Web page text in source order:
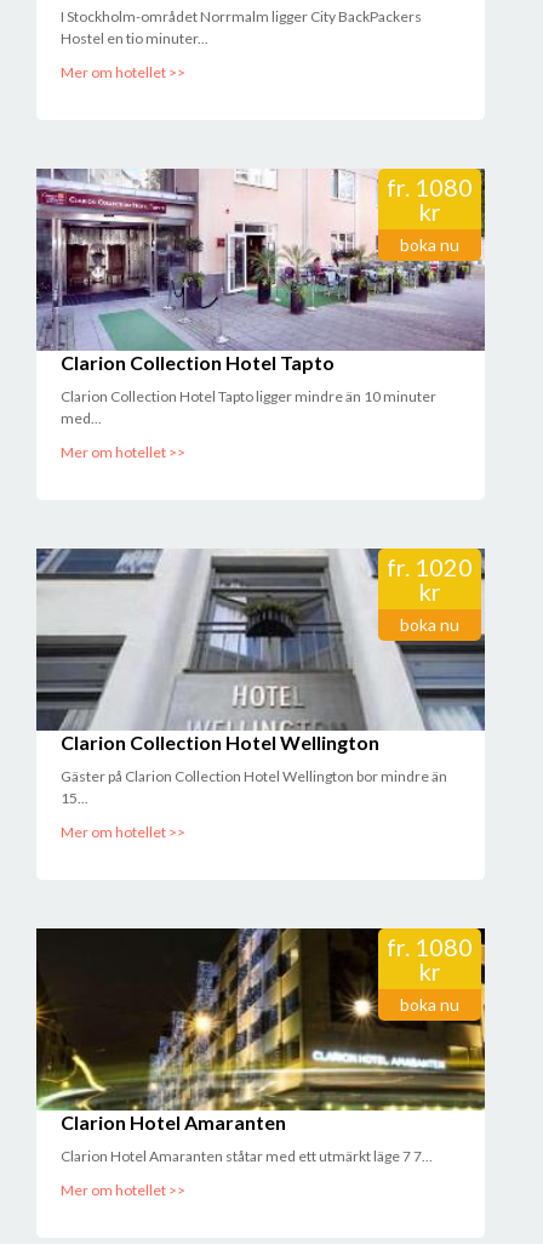
kolla gärna över kvaliteten på juicen den kan definitivt förbättras.
//Anders
2017-12-28 19:05:13
I Stockholm-området Norrmalm ligger City BackPackers
Hostel en tio minuter...
Mer om hotellet >>
fr. 1080
kr
boka nu
Clarion Collection Hotel Tapto
Clarion Collection Hotel Tapto ligger mindre än 10 minuter
med...
Mer om hotellet >>
fr. 1020
kr
boka nu
Clarion Collection Hotel Wellington
Gäster på Clarion Collection Hotel Wellington bor mindre än
15...
Mer om hotellet >>
fr. 1080
kr
boka nu
Clarion Hotel Amaranten
Clarion Hotel Amaranten ståtar med ett utmärkt läge 7 7...
Mer om hotellet >>